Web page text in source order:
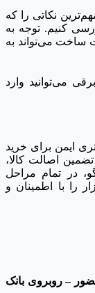
نکاتی را که
کنیم. توجه به
ساخت می‌تواند به
می‌توانید وارد
بستری ایمن برای خرید
اصالت کالا،
در تمام مراحل
را با اطمینان و
– روبروی بانک